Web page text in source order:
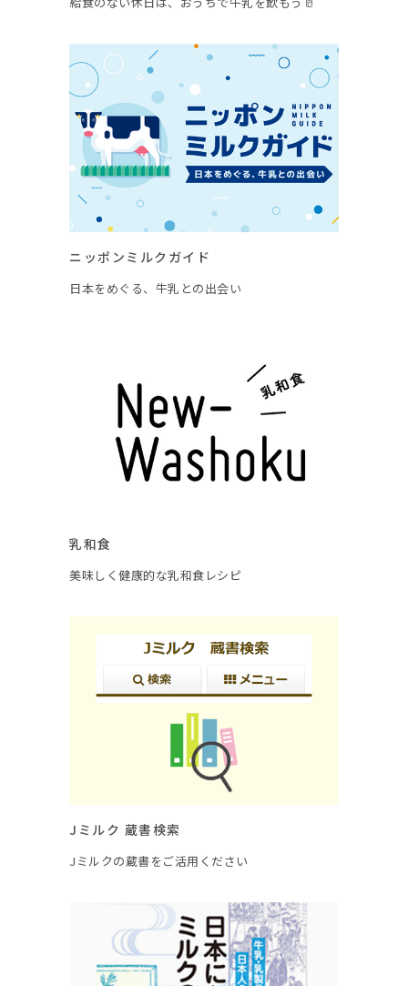
ニッポンミルクガイド
日本をめぐる、牛乳との出会い
乳和食
美味しく健康的な乳和食レシピ
Jミルク 蔵書検索
Jミルクの蔵書をご活用ください